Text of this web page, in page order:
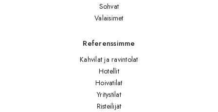
Sohvat
Valaisimet
Referenssimme
Kahvilat ja ravintolat
Hotellit
Hoivatilat
Yritystilat
Risteilijät